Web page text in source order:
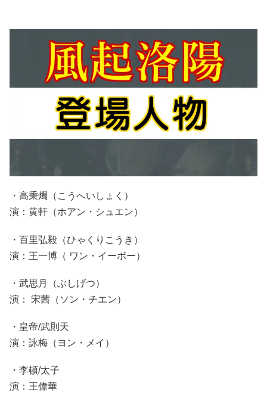
・高秉燭（こうへいしょく）
演：黄軒（ホアン・シュエン）
・百里弘毅（ひゃくりこうき）
演：王一博（ ワン・イーボー）
・武思月（ぶしげつ）
演： 宋茜（ソン・チエン）
・皇帝/武則天
演：詠梅（ヨン・メイ）
・李頓/太子
演：王偉華